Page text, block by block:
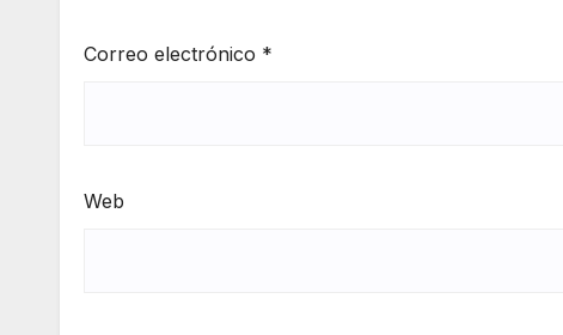
Correo electrónico *
Web